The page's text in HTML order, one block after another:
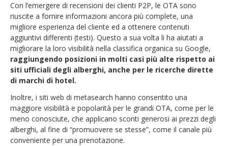
Con l’emergere di recensioni dei clienti P2P, le OTA sono
riuscite a fornire informazioni ancora più complete, una
migliore esperienza del cliente ed a ottenere contenuti
aggiuntivi differenti (testi). Questo a sua volta li ha aiutati a
migliorare la loro visibilità nella classifica organica su Google,
raggiungendo posizioni in molti casi più alte rispetto ai
siti ufficiali degli alberghi, anche per le ricerche dirette
di marchi di hotel.
Inoltre, i siti web di metasearch hanno consentito una
maggiore visibilità e popolarità per le grandi OTA, come per le
meno conosciute, che applicano sconti generosi ai prezzi degli
alberghi, al fine di “promuovere se stesse”, come il canale più
conveniente per una prenotazione.